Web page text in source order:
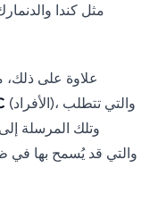
مثل كندا
علاوة على ذلك،
(الأفراد)، والتي تتطلب